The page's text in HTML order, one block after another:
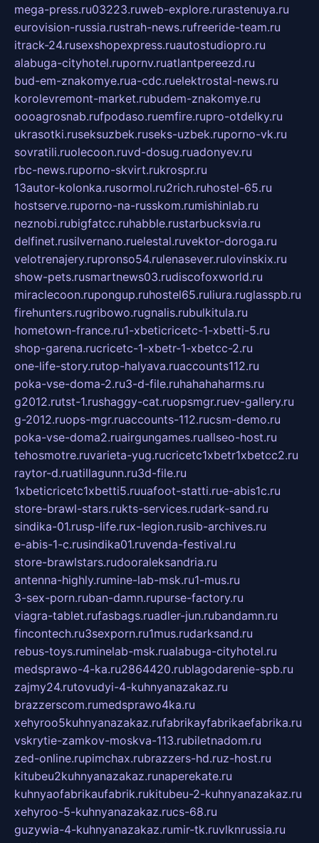
mega-press.ru03223.ruweb-explore.rurastenuya.ru
eurovision-russia.rustrah-news.rufreeride-team.ru
itrack-24.rusexshopexpress.ruautostudiopro.ru
alabuga-cityhotel.rupornv.ruatlantpereezd.ru
bud-em-znakomye.rua-cdc.ruelektrostal-news.ru
korolevremont-market.rubudem-znakomye.ru
oooagrosnab.rufpodaso.ruemfire.rupro-otdelky.ru
ukrasotki.ruseksuzbek.ruseks-uzbek.ruporno-vk.ru
sovratili.ruolecoon.ruvd-dosug.ruadonyev.ru
rbc-news.ruporno-skvirt.rukrospr.ru
13autor-kolonka.rusormol.ru2rich.ruhostel-65.ru
hostserve.ruporno-na-russkom.rumishinlab.ru
neznobi.rubigfatcc.ruhabble.rustarbucksvia.ru
delfinet.rusilvernano.ruelestal.ruvektor-doroga.ru
velotrenajery.rupronso54.rulenasever.rulovinskix.ru
show-pets.rusmartnews03.rudiscofoxworld.ru
miraclecoon.rupongup.ruhostel65.ruliura.ruglasspb.ru
firehunters.rugribowo.rugnalis.rubulkitula.ru
hometown-france.ru1-xbeticricetc-1-xbetti-5.ru
shop-garena.rucricetc-1-xbetr-1-xbetcc-2.ru
one-life-story.rutop-halyava.ruaccounts112.ru
poka-vse-doma-2.ru3-d-file.ruhahahaharms.ru
g2012.rutst-1.rushaggy-cat.ruopsmgr.ruev-gallery.ru
g-2012.ruops-mgr.ruaccounts-112.rucsm-demo.ru
poka-vse-doma2.ruairgungames.ruallseo-host.ru
tehosmotre.ruvarieta-yug.rucricetc1xbetr1xbetcc2.ru
raytor-d.ruatillagunn.ru3d-file.ru
1xbeticricetc1xbetti5.ruuafoot-statti.rue-abis1c.ru
store-brawl-stars.rukts-services.rudark-sand.ru
sindika-01.rusp-life.rux-legion.rusib-archives.ru
e-abis-1-c.rusindika01.ruvenda-festival.ru
store-brawlstars.rudooraleksandria.ru
antenna-highly.rumine-lab-msk.ru1-mus.ru
3-sex-porn.ruban-damn.rupurse-factory.ru
viagra-tablet.rufasbags.ruadler-jun.rubandamn.ru
fincontech.ru3sexporn.ru1mus.rudarksand.ru
rebus-toys.ruminelab-msk.rualabuga-cityhotel.ru
medsprawo-4-ka.ru2864420.rublagodarenie-spb.ru
zajmy24.rutovudyi-4-kuhnyanazakaz.ru
brazzerscom.rumedsprawo4ka.ru
xehyroo5kuhnyanazakaz.rufabrikayfabrikaefabrika.ru
vskrytie-zamkov-moskva-113.rubiletnadom.ru
zed-online.rupimchax.rubrazzers-hd.ruz-host.ru
kitubeu2kuhnyanazakaz.runaperekate.ru
kuhnyaofabrikaufabrik.rukitubeu-2-kuhnyanazakaz.ru
xehyroo-5-kuhnyanazakaz.rucs-68.ru
guzywia-4-kuhnyanazakaz.rumir-tk.ruvlknrussia.ru